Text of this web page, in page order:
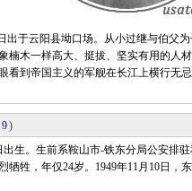
于云阳县坳口场。从小过继与伯父
楠木一样高大、挺拔、坚实有用的人
看到帝国主义的军舰在长江上横行无
)
。生前系鞍山市-铁东分局公安排驻
牺牲，年仅24岁。1949年11月10日，